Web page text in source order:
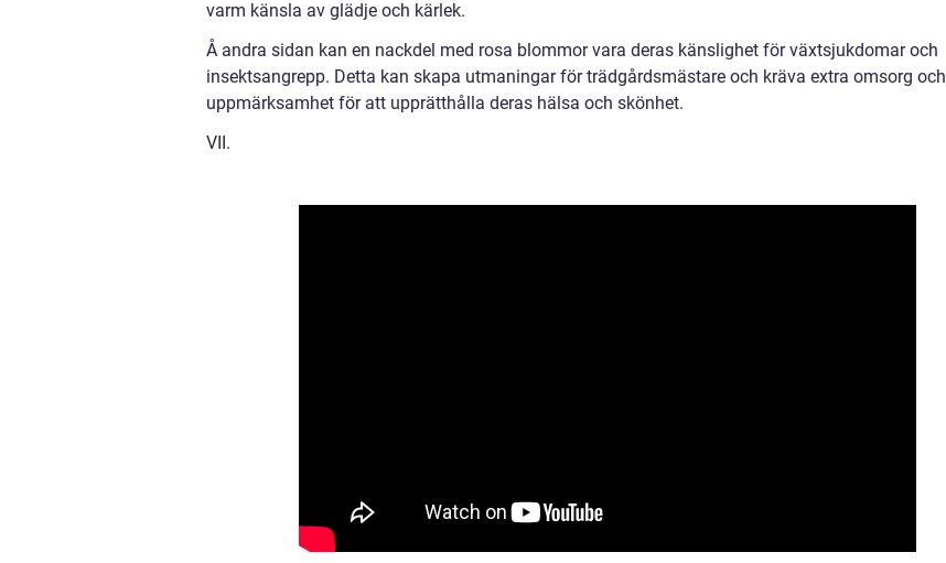
varm känsla av glädje och kärlek.
Å andra sidan kan en nackdel med rosa blommor vara deras känslighet för växtsjukdomar och
insektsangrepp. Detta kan skapa utmaningar för trädgårdsmästare och kräva extra omsorg och
uppmärksamhet för att upprätthålla deras hälsa och skönhet.
VII.